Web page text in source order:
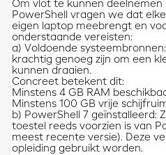
Om vlot te kunnen deelnemen
PowerShell vragen we dat
eigen laptop meebrengt en
onderstaande vereisten:
a) Voldoende
krachtig genoeg zijn om een
kunnen draaien.
Concreet betekent dit:
Minstens 4 GB RAM
Minstens 100 GB vrije
b) PowerShell 7 geïnstalleerd:
toestel reeds voorzien is van
meest recente versie). Deze
opleiding gebruikt worden.